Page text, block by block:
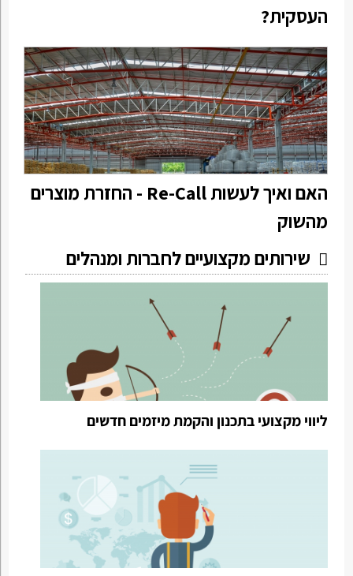
העסקית?
האם ואיך לעשות Re-Call - החזרת מוצרים
מהשוק
שירותים מקצועיים לחברות ומנהלים
ליווי מקצועי בתכנון והקמת מיזמים חדשים